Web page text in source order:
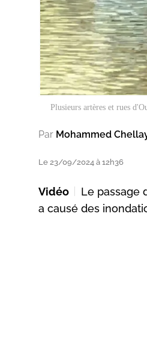
Plusieurs artères et rues
Par Mohammed
Le 23/09/2024 à 12h36
Vidéo
Le passage
a causé des